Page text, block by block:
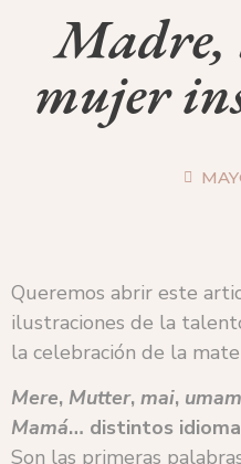
Madre,
mujer
Queremos abrir este
ilustraciones de la
la celebración de la
Mere, Mutter, mai,
Mamá… distintos
Son las primeras